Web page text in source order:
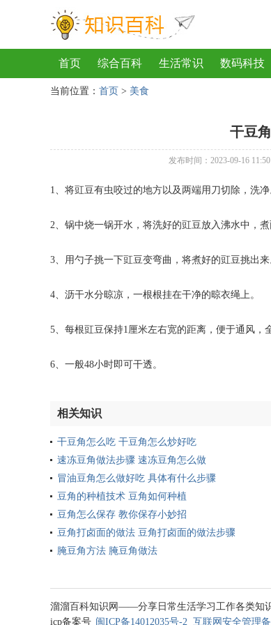
首页 综合百科 生活常识 数码科技
地理 房产 金融
当前位置： 首页 > 美食
干豆
发布时间：2023-09-16 11:50
1、将豇豆有虫咬过的地方以及两端用刀切除，洗净
2、锅中烧一锅开水，将洗好的豇豆放入沸水中，煮
3、用勺子挑一下豇豆变弯曲，将煮好的豇豆挑出来
4、沥干水分晾凉，一根根挂在干净的晾衣绳上。
5、每根豇豆保持1厘米左右宽的距离，便于通风，
6、一般48小时即可干透。
相关知识
干豆角怎么吃 干豆角怎么炒好吃
速冻豆角做法步骤 速冻豆角怎么做
冒油豆角怎么做好吃 具体有什么步骤
豆角的种植技术 豆角如何种植
豆角怎么保存 教你保存小妙招
豆角打卤面的做法 豆角打卤面的做法步骤
腌豆角方法 腌豆角做法
溜溜百科知识网——分享日常生活学习工作各类知
icp备案号 闽ICP备14012035号-2 互联网安全管理